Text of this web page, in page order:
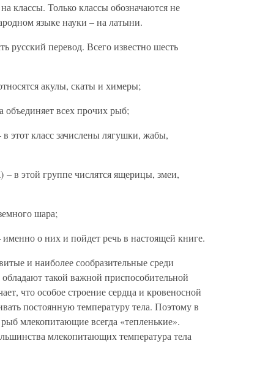
классы. Только классы обозначаются не
языке науки – на латыни.
русский перевод. Всего известно шесть
акулы, скаты и химеры;
объединяет всех прочих рыб;
этот класс зачислены лягушки, жабы,
– в этой группе числятся ящерицы, змеи,
шара;
о них и пойдет речь в настоящей книге.
и наиболее сообразительные среди
такой важной приспособительной
что особое строение сердца и кровеносной
постоянную температуру тела. Поэтому в
млекопитающие всегда «тепленькие».
млекопитающих температура тела